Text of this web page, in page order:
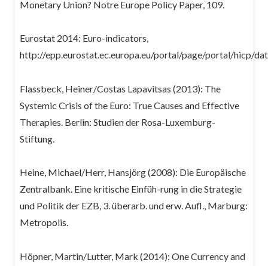
Monetary Union? Notre Europe Policy Paper, 109.
Eurostat 2014: Euro-indicators,
http://epp.eurostat.ec.europa.eu/portal/page/portal/hicp/
Flassbeck, Heiner/Costas Lapavitsas (2013): The
Systemic Crisis of the Euro: True Causes and Effective
Therapies. Berlin: Studien der Rosa-Luxemburg-
Stiftung.
Heine, Michael/Herr, Hansjörg (2008): Die Europäische
Zentralbank. Eine kritische Einfüh-rung in die Strategie
und Politik der EZB, 3. überarb. und erw. Aufl., Marburg:
Metropolis.
Höpner, Martin/Lutter, Mark (2014): One Currency and